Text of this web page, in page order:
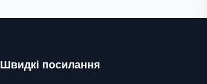
Швидкі посилання